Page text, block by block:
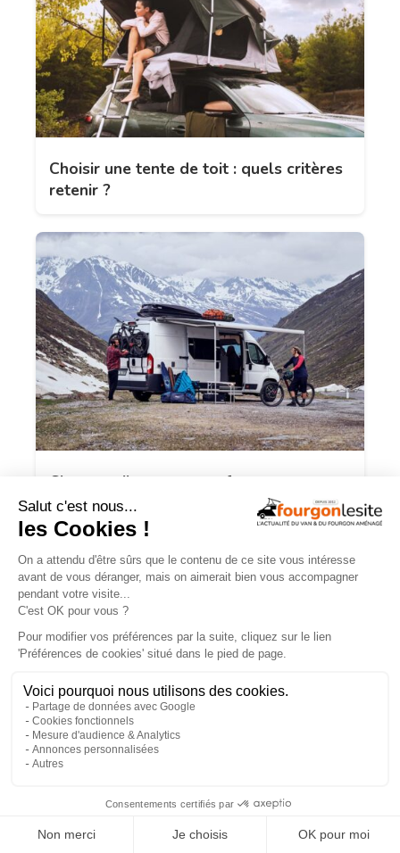
Choisir une tente de toit : quels critères
retenir ?
Charge utile en vans et fourgons
aménagés : ce qu’il faut savoir
Mercedes Sprinter : le 4×4 est-il
vraiment indispensable ?